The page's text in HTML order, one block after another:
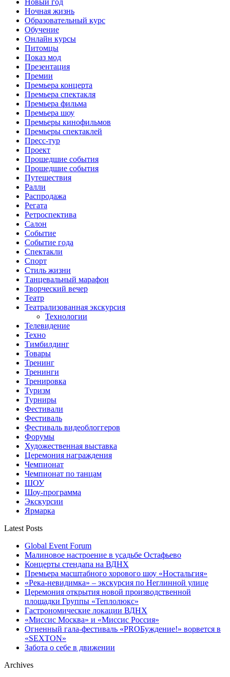
Ночная жизнь
Образовательный курс
Обучение
Онлайн курсы
Питомцы
Показ мод
Презентация
Премии
Премьера концерта
Премьера спектакля
Премьера фильма
Премьера шоу
Премьеры кинофильмов
Премьеры спектаклей
Пресс-тур
Проект
Прошедшие события
Прошедшие события
Путешествия
Ралли
Распродажа
Регата
Ретроспектива
Салон
Событие
Событие года
Спектакли
Спорт
Стиль жизни
Танцевальный марафон
Творческий вечер
Театр
Театрализованная экскурсия
Технологии
Телевидение
Техно
Тимбилдинг
Товары
Тренинг
Тренинги
Тренировка
Туризм
Турниры
Фестивали
Фестиваль
Фестиваль видеоблоггеров
Форумы
Художественная выставка
Церемония награждения
Чемпионат
Чемпионат по танцам
ШОУ
Шоу-программа
Экскурсии
Ярмарка
Latest Posts
Global Event Forum
Малиновое настроение в усадьбе Остафьево
Концерты стендапа на ВДНХ
Премьера масштабного хорового шоу «Ностальгия»
«Река-невидимка» – экскурсия по Неглинной улице
Церемония открытия новой производственной
площадки Группы «Теплолюкс»
Гастрономические локации ВДНХ
«Миссис Москва» и «Миссис Россия»
Огненный гала-фестиваль «PROБуждение!» ворвется в
«SEXTON»
Забота о себе в движении
Archives